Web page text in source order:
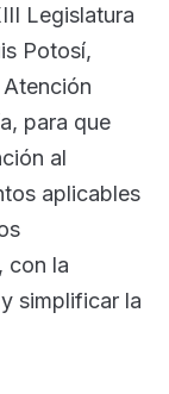
Legislatura
Potosí,
para que
al
aplicables
con la
simplificar la